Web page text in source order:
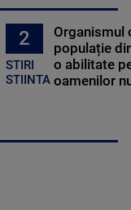
2
STIRI
STIINTA
Organismul
populație
o abilitate
oamenilor